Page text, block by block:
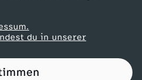
du in unserer